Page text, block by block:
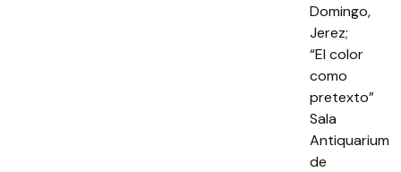
Domingo,
Jerez;
“El color
como
pretexto”
Sala
Antiquarium
de